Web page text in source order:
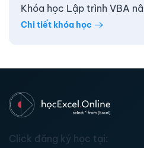
Khóa học Lập trình VBA
Chi tiết khóa học
Click đăng ký học tại: